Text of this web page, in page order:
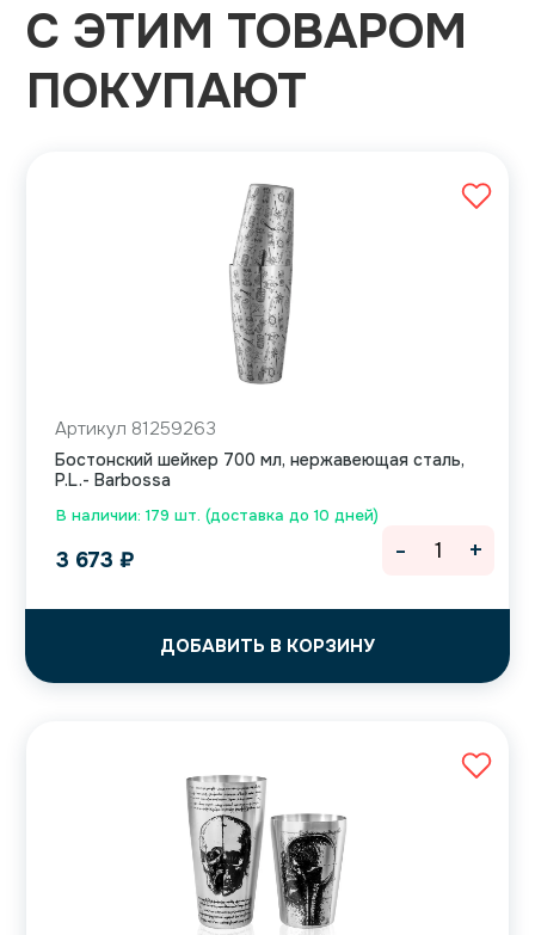
С ЭТИМ ТОВАРОМ
ПОКУПАЮТ
В наличии: 179 шт. (доставка до 10 дней)
Артикул 81259263
Бостонский шейкер 700 мл, нержавеющая сталь,
P.L.- Barbossa
3 673 ₽
ДОБАВИТЬ В КОРЗИНУ
- +